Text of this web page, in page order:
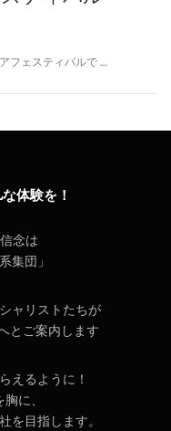
フェスティバルで …
体験を！
念は
集団」
ャリストたちが
とご案内します
えるように！
に、
を目指します。